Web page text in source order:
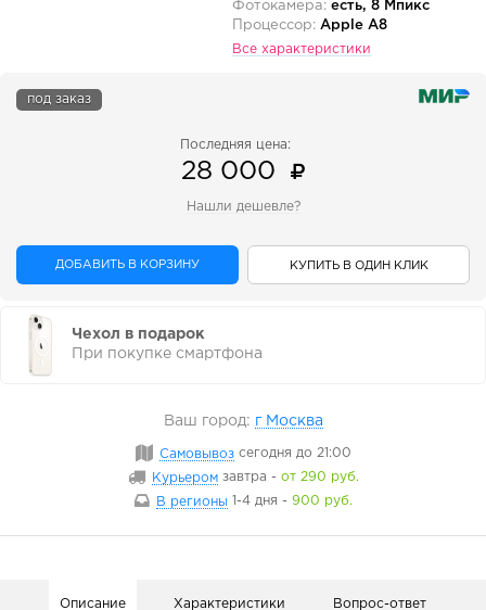
Фотокамера: есть, 8 Мпикс
Процессор: Apple A8
Все характеристики
под заказ
Последняя цена:
28 000
Нашли дешевле?
ДОБАВИТЬ В КОРЗИНУ КУПИТЬ В ОДИН КЛИК
Чехол в подарок
При покупке смартфона
Ваш город: г Москва
Самовывоз сегодня до 21:00
Курьером завтра - от 290 руб.
В регионы
1-4 дня - 900 руб.
Описание Характеристики Вопрос-ответ